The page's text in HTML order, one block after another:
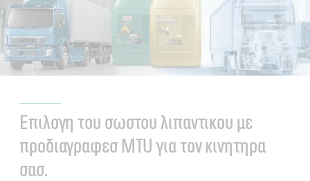
Επιλογη του σωστου λιπαντικου με
προδιαγραφεσ MTU για τον κινητηρα
σασ.